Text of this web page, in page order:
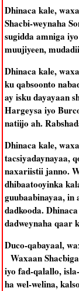
Dhinaca kale,
Shacbi-weynaha
sugidda amniga
muujiyeen,
Dhinaca kale,
ku qabsoonto
ay isku dayayaan
Hargeysa iyo
natiijo ah.
Dhinaca kale,
tacsiyadaynayaa,
naxariistii janno.
dhibaatooyinka
guubaabinayaa,
dadkooda.
dadweynaha qaar
Duco-qabayaal,
Waxaan
iyo fad-qalallo,
ha wel-welina,